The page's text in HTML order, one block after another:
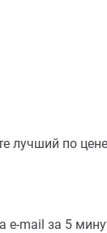
лучший по
e-mail за 5